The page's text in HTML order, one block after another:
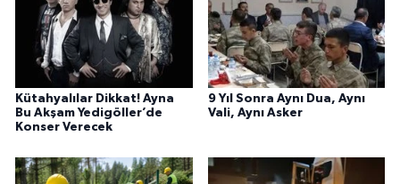
Kütahyalılar Dikkat! Ayna
Bu Akşam Yedigöller’de
Konser Verecek
9 Yıl Sonra Aynı Dua, Aynı
Vali, Aynı Asker